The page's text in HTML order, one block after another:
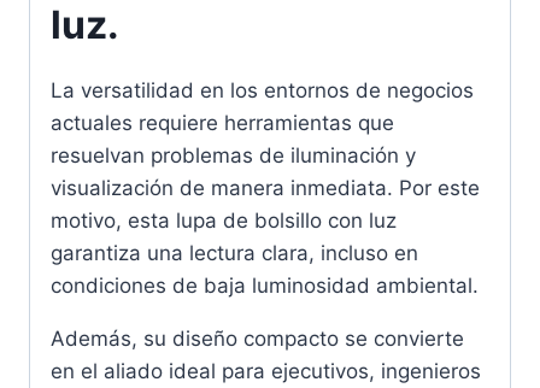
luz.
La versatilidad en los entornos de negocios
actuales requiere herramientas que
resuelvan problemas de iluminación y
visualización de manera inmediata. Por este
motivo, esta lupa de bolsillo con luz
garantiza una lectura clara, incluso en
condiciones de baja luminosidad ambiental.
Además, su diseño compacto se convierte
en el aliado ideal para ejecutivos, ingenieros